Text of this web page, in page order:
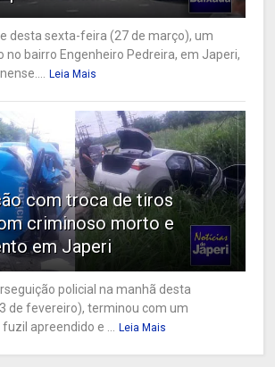
desta sexta-feira (27 de março), um
bairro Engenheiro Pedreira, em Japeri,
Leia Mais
com troca de tiros
criminoso morto e
em Japeri
policial na manhã desta
de fevereiro), terminou com um
apreendido e ...
Leia Mais